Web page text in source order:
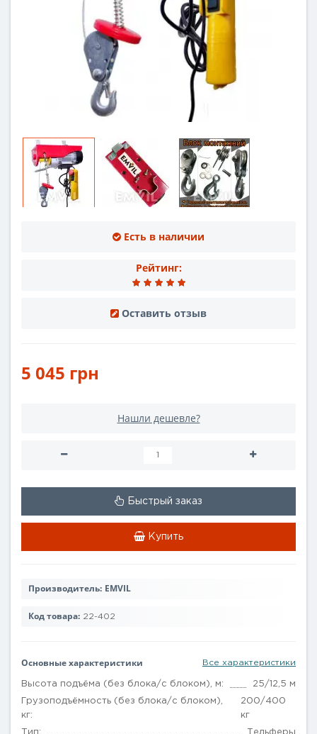
Есть в наличии
Рейтинг:
Оставить отзыв
5 045 грн
Нашли дешевле?
Быстрый заказ
Купить
Производитель: EMVIL
Код товара: 22-402
Основные характеристики Все характеристики
Высота подъёма (без блока/с блоком), м: 25/12,5 м
Грузоподъёмность (без блока/с блоком),
кг:
200/400
кг
Тип: Тельферы